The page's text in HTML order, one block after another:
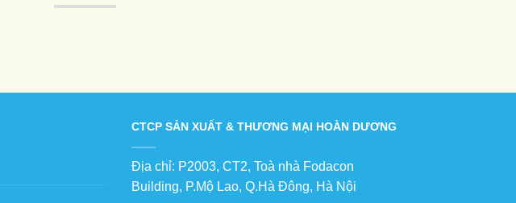
CTCP SẢN XUẤT & THƯƠNG MẠI HOÀN DƯƠNG
Địa chỉ: P2003, CT2, Toà nhà Fodacon
Building, P.Mộ Lao, Q.Hà Đông, Hà Nội